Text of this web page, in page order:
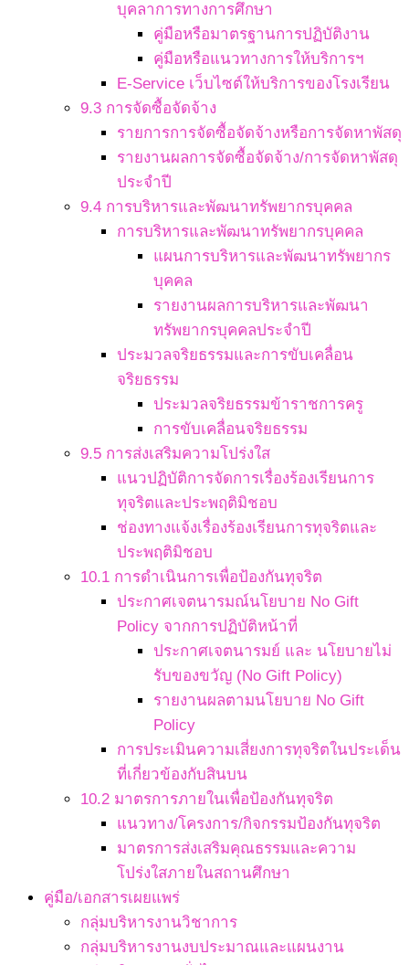
บุคลาการทางการศึกษา
คู่มือหรือมาตรฐานการปฏิบัติงาน
คู่มือหรือแนวทางการให้บริการฯ
E-Service เว็บไซต์ให้บริการของโรงเรียน
9.3 การจัดซื้อจัดจ้าง
รายการการจัดซื้อจัดจ้างหรือการจัดหาพัสดุ
รายงานผลการจัดซื้อจัดจ้าง/การจัดหาพัสดุ
ประจำปี
9.4 การบริหารและพัฒนาทรัพยากรบุคคล
การบริหารและพัฒนาทรัพยากรบุคคล
แผนการบริหารและพัฒนาทรัพยากร
บุคคล
รายงานผลการบริหารและพัฒนา
ทรัพยากรบุคคลประจำปี
ประมวลจริยธรรมและการขับเคลื่อน
จริยธรรม
ประมวลจริยธรรมข้าราชการครู
การขับเคลื่อนจริยธรรม
9.5 การส่งเสริมความโปร่งใส
แนวปฏิบัติการจัดการเรื่องร้องเรียนการ
ทุจริตและประพฤติมิชอบ
ช่องทางแจ้งเรื่องร้องเรียนการทุจริตและ
ประพฤติมิชอบ
10.1 การดำเนินการเพื่อป้องกันทุจริต
ประกาศเจตนารมณ์นโยบาย No Gift
Policy จากการปฏิบัติหน้าที่
ประกาศเจตนารมย์ และ นโยบายไม่
รับของขวัญ (No Gift Policy)
รายงานผลตามนโยบาย No Gift
Policy
การประเมินความเสี่ยงการทุจริตในประเด็น
ที่เกี่ยวข้องกับสินบน
10.2 มาตรการภายในเพื่อป้องกันทุจริต
แนวทาง/โครงการ/กิจกรรมป้องกันทุจริต
มาตรการส่งเสริมคุณธรรมและความ
โปร่งใสภายในสถานศึกษา
คู่มือ/เอกสารเผยแพร่
กลุ่มบริหารงานวิชาการ
กลุ่มบริหารงานงบประมาณและแผนงาน